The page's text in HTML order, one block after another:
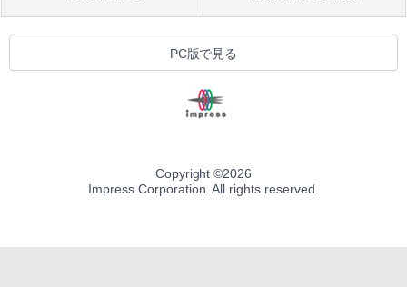
PC版で見る
Copyright ©2026
Impress Corporation. All rights reserved.